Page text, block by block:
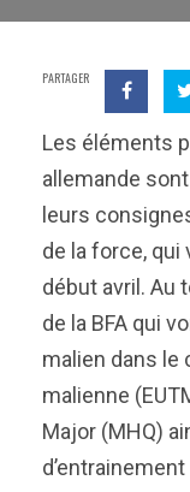
PARTAGER
Les éléments
allemande
leurs
de la force, qui
début avril. Au
de la BFA qui
malien dans le
malienne
Major (MHQ)
d’entrainement